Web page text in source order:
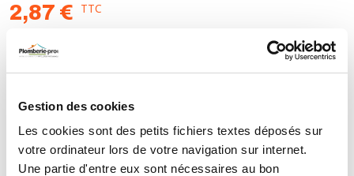
Gestion des cookies
Les cookies sont des petits fichiers textes déposés sur
votre ordinateur lors de votre navigation sur internet.
Une partie d'entre eux sont nécessaires au bon
2,87 € TTC
AJOUTER AU PANIER
Retours et échanges jusqu'à 90 jours
En savoir plus